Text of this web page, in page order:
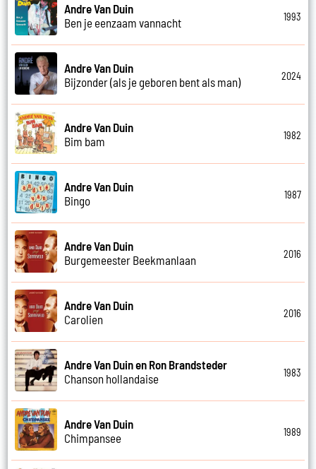
Andre Van Duin
Ben je eenzaam vannacht
1993
Andre Van Duin
Bijzonder (als je geboren bent als man)
2024
Andre Van Duin
Bim bam
1982
Andre Van Duin
Bingo
1987
Andre Van Duin
Burgemeester Beekmanlaan
2016
Andre Van Duin
Carolien
2016
Andre Van Duin en Ron Brandsteder
Chanson hollandaise
1983
Andre Van Duin
Chimpansee
1989